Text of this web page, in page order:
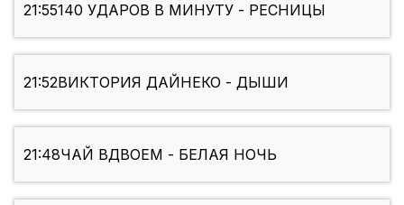
21:55140 УДАРОВ В МИНУТУ - РЕСНИЦЫ
21:52ВИКТОРИЯ ДАЙНЕКО - ДЫШИ
21:48ЧАЙ ВДВОЕМ - БЕЛАЯ НОЧЬ